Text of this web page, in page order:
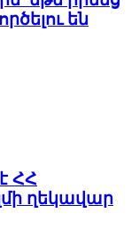
են
ՀՀ
ղեկավար